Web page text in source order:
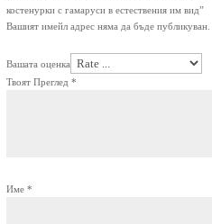
костенурки с гамаруси в естествения им вид”
Вашият имейл адрес няма да бъде публикуван.
Вашата оценка
Твоят Преглед *
Име *